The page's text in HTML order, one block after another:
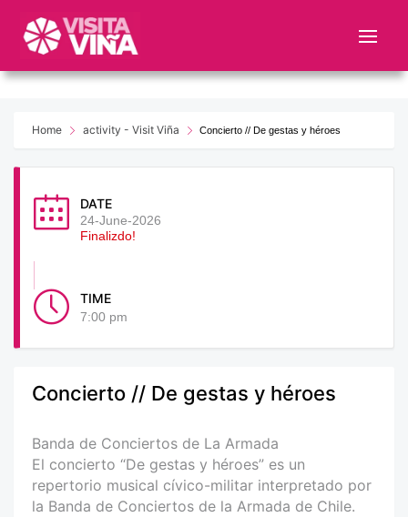
este
web
sistemaHome activity - Visit Viña Concierto // De gestas y héroes
DATE
24-June-2026
Finalizdo!
TIME
7:00 pm
Concierto // De gestas y héroes
Banda de Conciertos de La Armada
El concierto “De gestas y héroes” es un
repertorio musical cívico-militar interpretado por
la Banda de Conciertos de la Armada de Chile.